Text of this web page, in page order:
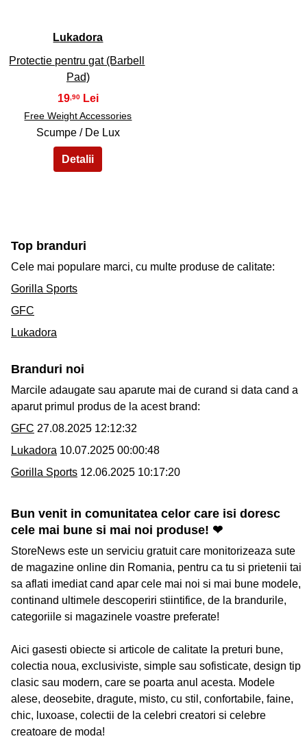
Lukadora
Protectie pentru gat (Barbell
Pad)
19,90
Free Weight Accessories
Scumpe / De Lux
Top branduri
Cele mai populare marci, cu multe produse de calitate:
Gorilla Sports
GFC
Lukadora
Branduri noi
Marcile adaugate sau aparute mai de curand si data cand a
aparut primul produs de la acest brand:
GFC 27.08.2025 12:12:32
Lukadora 10.07.2025 00:00:48
Gorilla Sports 12.06.2025 10:17:20
Bun venit in comunitatea celor care isi doresc
cele mai bune si mai noi produse! ❤
StoreNews este un serviciu gratuit care monitorizeaza sute
de magazine online din Romania, pentru ca tu si prietenii tai
sa aflati imediat cand apar cele mai noi si mai bune modele,
continand ultimele descoperiri stiintifice, de la brandurile,
categoriile si magazinele voastre preferate!
Aici gasesti obiecte si articole de calitate la preturi bune,
colectia noua, exclusiviste, simple sau sofisticate, design tip
clasic sau modern, care se poarta anul acesta. Modele
alese, deosebite, dragute, misto, cu stil, confortabile, faine,
chic, luxoase, colectii de la celebri creatori si celebre
creatoare de moda!